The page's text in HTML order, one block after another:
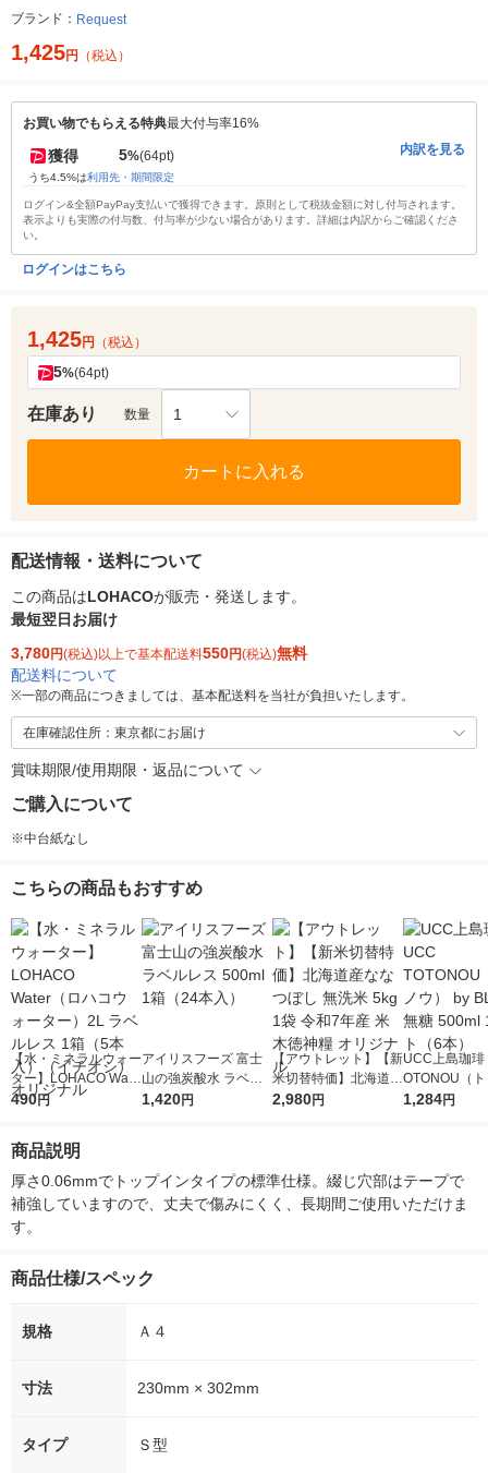
ブランド： Request
1,425円 （税込）
お買い物でもらえる特典最大付与率16%
獲得 5%(64pt)
うち4.5%は利用先・期間限定
内訳を見る
ログイン&全額PayPay支払いで獲得できます。原則として税抜金額に対し付与されます。
表示よりも実際の付与数、付与率が少ない場合があります。詳細は内訳からご確認くださ
い。
ログインはこちら
1,425円 （税込）
5%(64pt)
在庫あり 数量 1
カートに入れる
配送情報・送料について
この商品はLOHACOが販売・発送します。
最短翌日お届け
3,780円(税込)以上で基本配送料550円(税込)無料
配送料について
※一部の商品につきましては、基本配送料を当社が負担いたします。
在庫確認住所：東京都にお届け
賞味期限/使用期限・返品について
ご購入について
※中台紙なし
こちらの商品もおすすめ
【水・ミネラルウォー
ター】LOHACO Wate
r（ロハコウォータ
シ） オリジナル
490円
アイリスフーズ 富士
山の強炭酸水 ラベル
レス 500ml 1箱（24
1,420円
【アウトレット】【新
米切替特価】北海道産
ななつぼし 無洗米 5k
2,980円
UCC上島珈琲
OTONOU（
ウ） by
1,284円
商品説明
厚さ0.06mmでトップインタイプの標準仕様。綴じ穴部はテープで
補強していますので、丈夫で傷みにくく、長期間ご使用いただけま
す。
商品仕様/スペック
規格 Ａ４
寸法 230mm × 302mm
タイプ Ｓ型